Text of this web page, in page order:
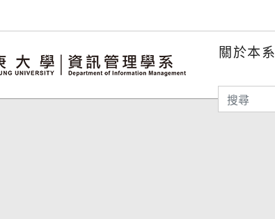
關於本系
搜尋